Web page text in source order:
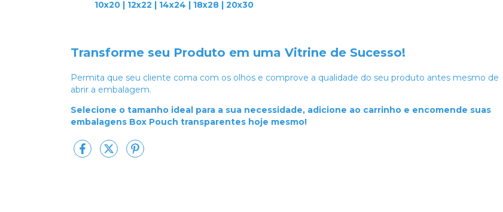
10x20 | 12x22 | 14x24 | 18x28 | 20x30
Transforme seu Produto em uma Vitrine de Sucesso!
Permita que seu cliente coma com os olhos e comprove a qualidade do seu produto antes mesmo de
abrir a embalagem.
Selecione o tamanho ideal para a sua necessidade, adicione ao carrinho e encomende suas
embalagens Box Pouch transparentes hoje mesmo!